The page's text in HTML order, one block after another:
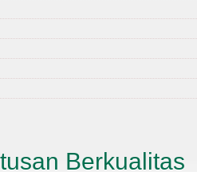
Berkualitas